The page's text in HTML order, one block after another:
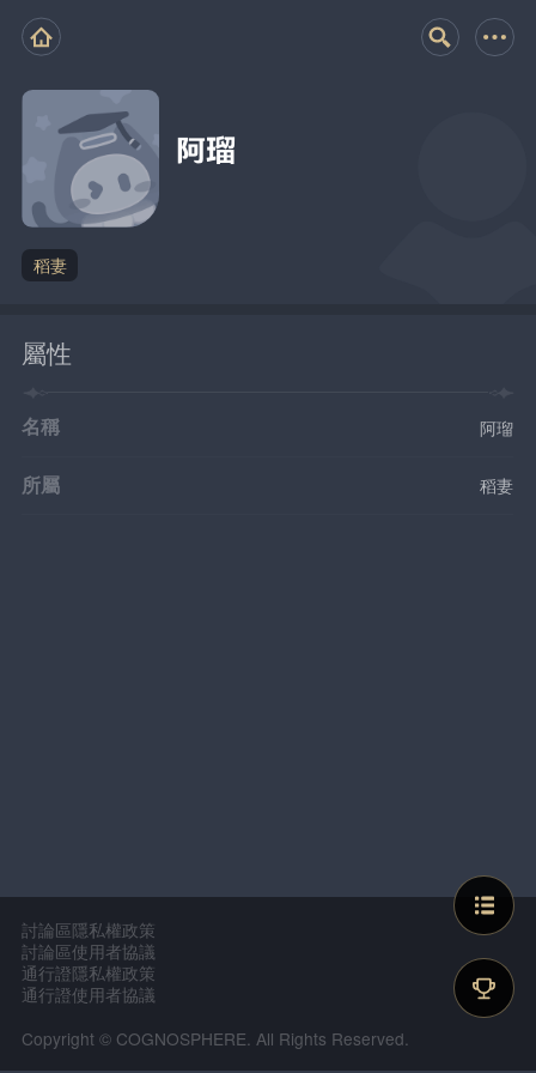
阿瑠
稻妻
屬性
名稱 阿瑠
所屬 稻妻
討論區隱私權政策
討論區使用者協議
通行證隱私權政策
通行證使用者協議
Copyright © COGNOSPHERE. All Rights Reserved.